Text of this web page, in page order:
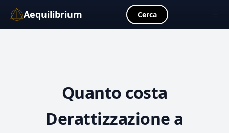
Aequilibrium Cerca
Quanto costa
Derattizzazione a